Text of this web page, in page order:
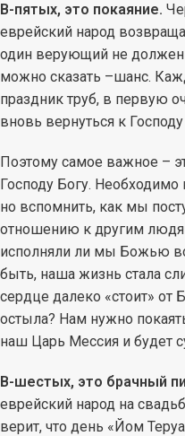
В-пятых, это покаяние.
еврейский народ
один верующий не должен
можно сказать –шанс.
праздник труб, в первую
вновь вернуться к Господу
Поэтому самое важное –
Господу Богу. Необходимо
но вспомнить, как мы
отношению к другим
исполняли ли мы Божью
быть, наша жизнь стала
сердце далеко «стоит»
остыла? Нам нужно
наш Царь Мессия и будет
В-шестых, это брачный
еврейский народ на
верит, что день «Йом